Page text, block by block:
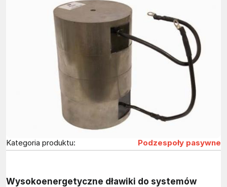
Kategoria produktu: Podzespoły pasywne
Wysokoenergetyczne dławiki do systemów